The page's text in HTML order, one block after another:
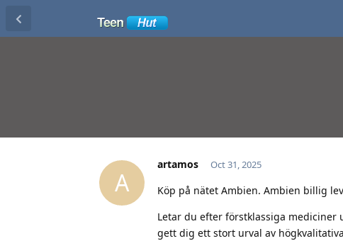
A
artamos Oct 31, 2025
Köp på nätet Ambien. Ambien billig
Letar du efter förstklassiga
gett dig ett stort urval av